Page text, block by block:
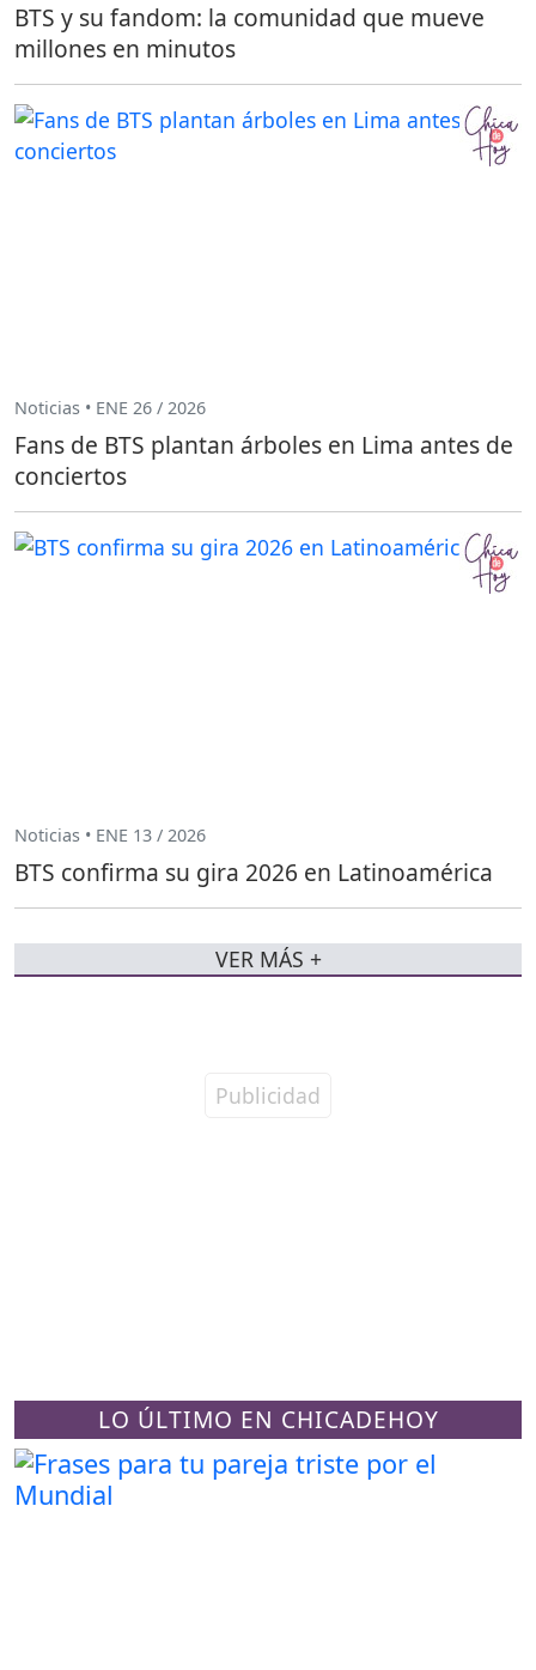
LO ÚLTIMO EN CHICADEHOY
BTS y su fandom: la comunidad que mueve
millones en minutos
Noticias • ENE 26 / 2026
Fans de BTS plantan árboles en Lima antes de
conciertos
Noticias • ENE 13 / 2026
BTS confirma su gira 2026 en Latinoamérica
VER MÁS +